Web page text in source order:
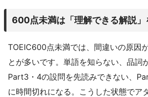
600点未満は「理解できる解説」
TOEIC600点未満では、間違いの原因
とが多いです。単語を知らない、品詞
Part3・4の設問を先読みできない、
に時間切れになる。こうした状態でア